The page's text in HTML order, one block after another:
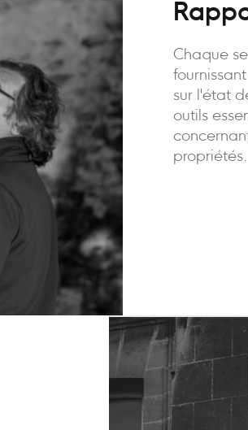
Chaque
sur l'état
outils
propriétés.